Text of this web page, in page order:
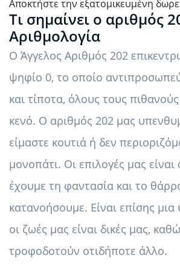
Αποκτήστε την εξατομικευμένη
Τι σημαίνει ο αριθμός
Αριθμολογία
Ο Άγγελος Αριθμός 202
ψηφίο 0, το οποίο
και τίποτα, όλους τους
κενό. Ο αριθμός 202 μας
είμαστε κουτιά ή δεν
μονοπάτι. Οι επιλογές μας είναι
έχουμε τη φαντασία και το
κατανοήσουμε. Είναι επίσης μια
οι ζωές μας είναι δικές μας,
τροφοδοτούν οτιδήποτε άλλο.